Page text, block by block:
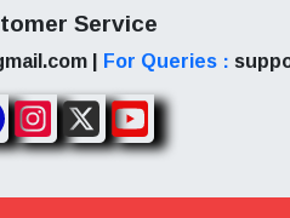
Service
| For Queries :